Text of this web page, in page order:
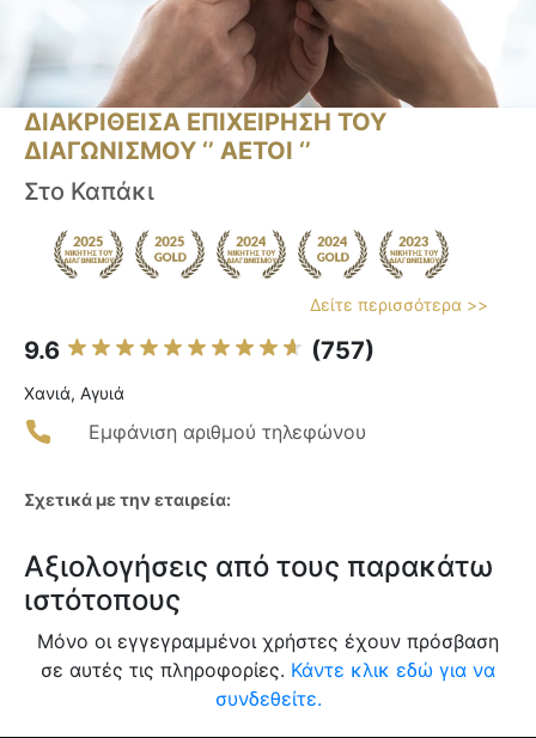
ΔΙΑΚΡΙΘΕΙΣΑ ΕΠΙΧΕΙΡΗΣΗ ΤΟΥ
ΔΙΑΓΩΝΙΣΜΟΥ ‘’ ΑΕΤΟΙ ‘’
Στο Καπάκι
Δείτε περισσότερα >>
9.6 (757)
Χανιά, Αγυιά
Εμφάνιση αριθμού τηλεφώνου
Σχετικά με την εταιρεία:
Αξιολογήσεις από τους παρακάτω
ιστότοπους
Μόνο οι εγγεγραμμένοι χρήστες έχουν πρόσβαση
σε αυτές τις πληροφορίες. Κάντε κλικ εδώ για να
συνδεθείτε.